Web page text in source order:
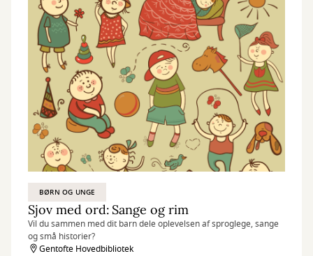
BØRN OG UNGE
Sjov med ord: Sange og rim
Vil du sammen med dit barn dele oplevelsen af sproglege, sange
og små historier?
Gentofte Hovedbibliotek